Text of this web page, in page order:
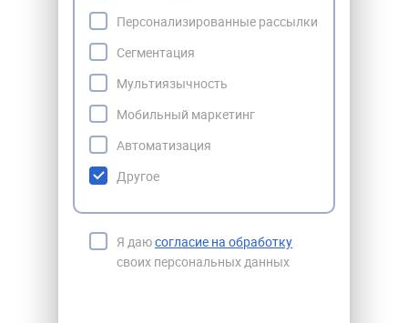
Персонализированные рассылки
Сегментация
Мультиязычность
Мобильный маркетинг
Автоматизация
Другое
Я даюсогласие на обработку
своих персональных данных